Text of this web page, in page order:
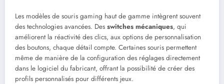
Les modèles de souris gaming haut de gamme intègrent souvent
des technologies avancées. Des switches mécaniques, qui
améliorent la réactivité des clics, aux options de personnalisation
des boutons, chaque détail compte. Certaines souris permettent
même de manière de la configuration des réglages directement
dans le logiciel du fabricant, offrant la possibilité de créer des
profils personnalisés pour différents jeux.